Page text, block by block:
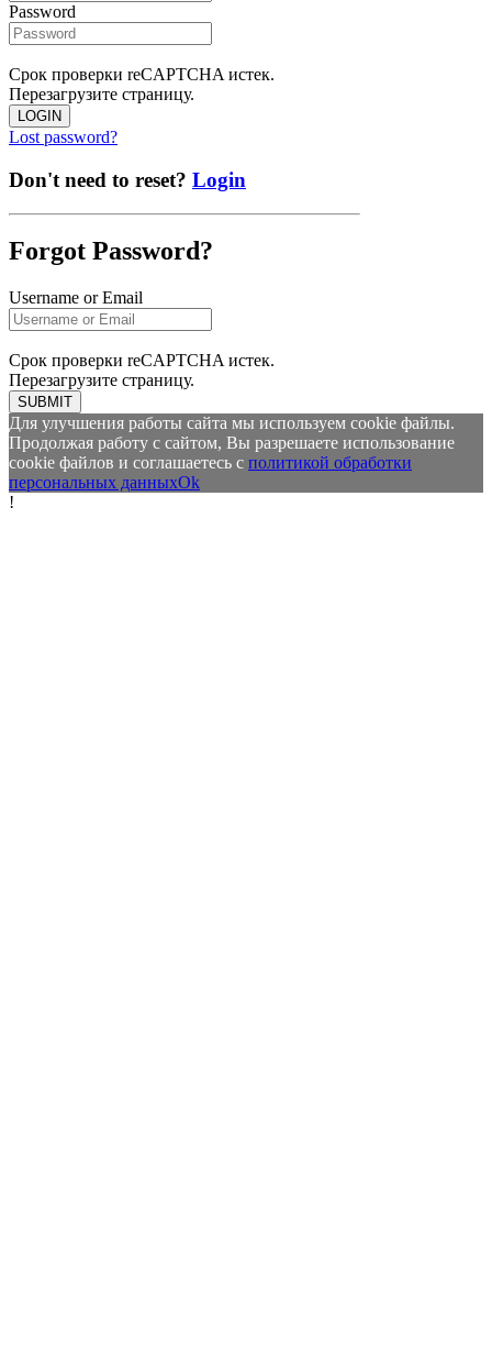
Password
Срок проверки reCAPTCHA истек.
Перезагрузите страницу.
LOGIN
Lost password?
Don't need to reset? Login
Forgot Password?
Username or Email
Срок проверки reCAPTCHA истек.
Перезагрузите страницу.
SUBMIT
Для улучшения работы сайта мы используем cookie файлы.
Продолжая работу с сайтом, Вы разрешаете использование
cookie файлов и соглашаетесь с политикой обработки
персональных данныхOk
!